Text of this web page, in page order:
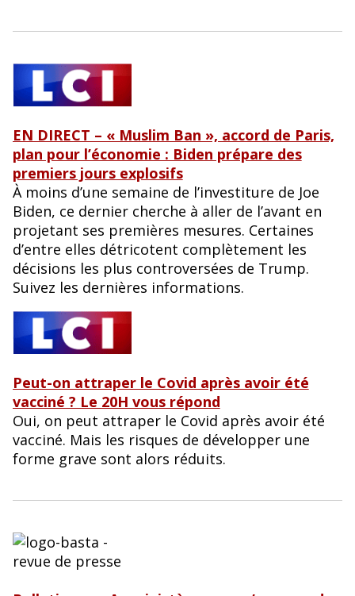
EN DIRECT – « Muslim Ban », accord de Paris,
plan pour l’économie : Biden prépare des
premiers jours explosifs
À moins d’une semaine de l’investiture de Joe
Biden, ce dernier cherche à aller de l’avant en
projetant ses premières mesures. Certaines
d’entre elles détricotent complètement les
décisions les plus controversées de Trump.
Suivez les dernières informations.
Peut-on attraper le Covid après avoir été
vacciné ? Le 20H vous répond
Oui, on peut attraper le Covid après avoir été
vacciné. Mais les risques de développer une
forme grave sont alors réduits.